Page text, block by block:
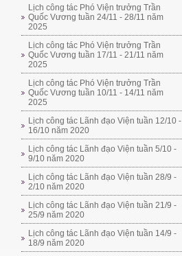
Lịch công tác Phó Viện trưởng Trần
Quốc Vương tuần 24/11 - 28/11 năm
2025
Lịch công tác Phó Viện trưởng Trần
Quốc Vương tuần 17/11 - 21/11 năm
2025
Lịch công tác Phó Viện trưởng Trần
Quốc Vương tuần 10/11 - 14/11 năm
2025
Lịch công tác Lãnh đạo Viện tuần 12/10 -
16/10 năm 2020
Lịch công tác Lãnh đạo Viện tuần 5/10 -
9/10 năm 2020
Lịch công tác Lãnh đạo Viện tuần 28/9 -
2/10 năm 2020
Lịch công tác Lãnh đạo Viện tuần 21/9 -
25/9 năm 2020
Lịch công tác Lãnh đạo Viện tuần 14/9 -
18/9 năm 2020